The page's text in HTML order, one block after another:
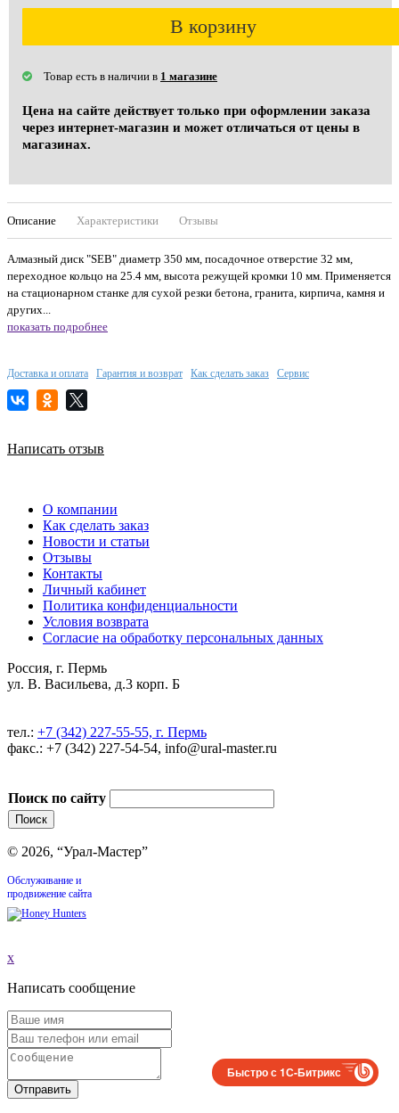
В корзину
Товар есть в наличии в 1 магазине
Цена на сайте действует только при оформлении заказа
через интернет-магазин и может отличаться от цены в
магазинах.
Описание Характеристики Отзывы
Алмазный диск "SEB" диаметр 350 мм, посадочное отверстие 32 мм,
переходное кольцо на 25.4 мм, высота режущей кромки 10 мм. Применяется
на стационарном станке для сухой резки бетона, гранита, кирпича, камня и
других...
показать подробнее
Доставка и оплата Гарантия и возврат Как сделать заказ Сервис
Написать отзыв
О компании
Как сделать заказ
Новости и статьи
Отзывы
Контакты
Личный кабинет
Политика конфиденциальности
Условия возврата
Согласие на обработку персональных данных
Россия, г. Пермь
ул. В. Васильева, д.3 корп. Б
тел.: +7 (342) 227-55-55, г. Пермь
факс.: +7 (342) 227-54-54, info@ural-master.ru
Поиск по сайту
© 2026, “Урал-Мастер”
Обслуживание и
продвижение сайта
x
Написать сообщение
Отправить
Быстро с 1С-Битрикс